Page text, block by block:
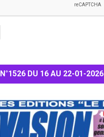
N°1526 DU 16 AU 22-01-2026